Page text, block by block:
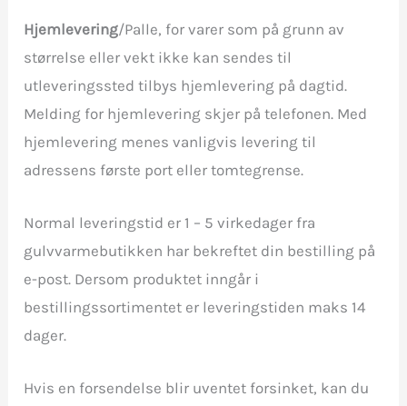
Hjemlevering/Palle, for varer som på grunn av
størrelse eller vekt ikke kan sendes til
utleveringssted tilbys hjemlevering på dagtid.
Melding for hjemlevering skjer på telefonen. Med
hjemlevering menes vanligvis levering til
adressens første port eller tomtegrense.
Normal leveringstid er 1 – 5 virkedager fra
gulvvarmebutikken har bekreftet din bestilling på
e-post. Dersom produktet inngår i
bestillingssortimentet er leveringstiden maks 14
dager.
Hvis en forsendelse blir uventet forsinket, kan du